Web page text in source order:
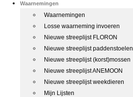
Waarnemingen
Waarnemingen
Losse waarneming invoeren
Nieuwe streeplijst FLORON
Nieuwe streeplijst paddenstoelen
Nieuwe streeplijst (korst)mossen
Nieuwe streeplijst ANEMOON
Nieuwe streeplijst weekdieren
Mijn Lijsten